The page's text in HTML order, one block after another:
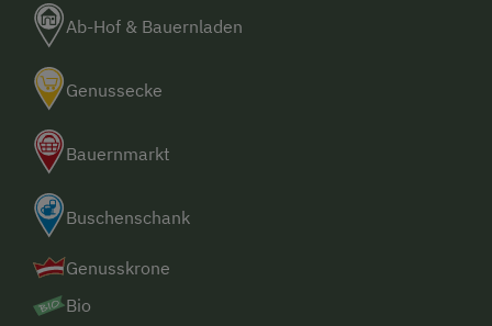
Ab-Hof & Bauernladen
Genussecke
Bauernmarkt
Buschenschank
Genusskrone
Bio